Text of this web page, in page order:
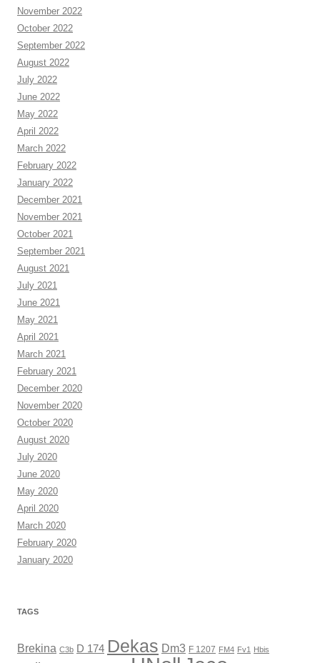
November 2022
October 2022
September 2022
August 2022
July 2022
June 2022
May 2022
April 2022
March 2022
February 2022
January 2022
December 2021
November 2021
October 2021
September 2021
August 2021
July 2021
June 2021
May 2021
April 2021
March 2021
February 2021
December 2020
November 2020
October 2020
August 2020
July 2020
June 2020
May 2020
April 2020
March 2020
February 2020
January 2020
TAGS
Brekina C3b D 174 Dekas Dm3 F 1207 FM4 Fv1 Hbis